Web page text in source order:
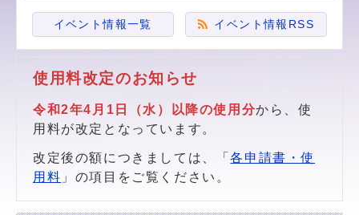
イベント情報一覧 イベント情報RSS
使用料改定のお知らせ
令和2年4月1日（水）以降の使用分から、使
用料が改定となっています。
改定後の額につきましては、「各申請書・使
用料 」の項目をご覧ください。